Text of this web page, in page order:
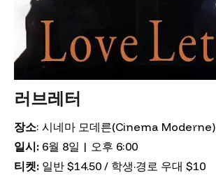
러브레터
장소: 시네마 모데른(Cinema Moderne)
일시: 6월 8일 | 오후 6:00
티켓: 일반 $14.50 / 학생·경로 우대 $10